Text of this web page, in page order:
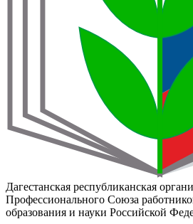
Дагестанская республиканская
Профессионального Союза
образования и науки Российской